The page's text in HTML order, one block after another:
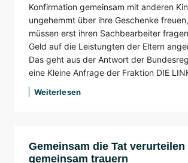
Konfirmation gemeinsam mit anderen
ungehemmt über ihre Geschenke
müssen erst ihren Sachbearbeiter
Geld auf die Leistungten der Eltern
Das geht aus der Antwort der
eine Kleine Anfrage der Fraktion DIE
Weiterlesen
Gemeinsam die Tat verurteilen
gemeinsam trauern